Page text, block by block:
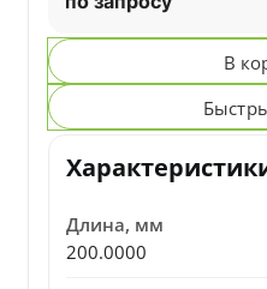
В
Длина, мм
200.0000